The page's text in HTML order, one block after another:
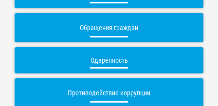
Обращения граждан
Одаренность
Противодействие коррупции